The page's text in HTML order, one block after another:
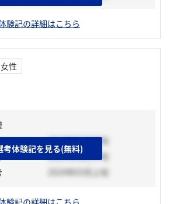
験記の詳細はこちら
女性
ーシート
2024年02月下旬
2023年12月中旬
2024年03月上旬
験記の詳細はこちら
考体験記を見る(無料)